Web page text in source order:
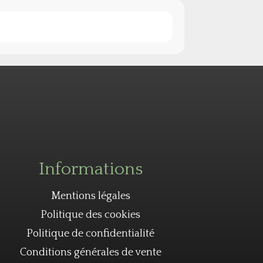
Informations
Mentions légales
Politique des cookies
Politique de confidentialité
Conditions générales de vente